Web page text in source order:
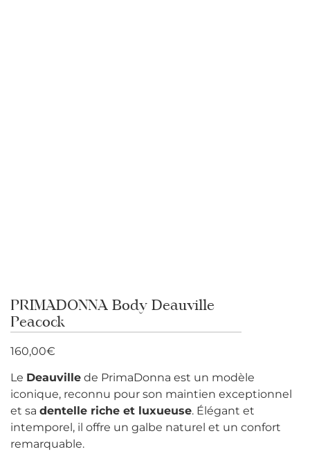
PRIMADONNA Body Deauville
Peacock
160,00€
Le Deauville de PrimaDonna est un modèle
iconique, reconnu pour son maintien exceptionnel
et sa dentelle riche et luxueuse. Élégant et
intemporel, il offre un galbe naturel et un confort
remarquable.